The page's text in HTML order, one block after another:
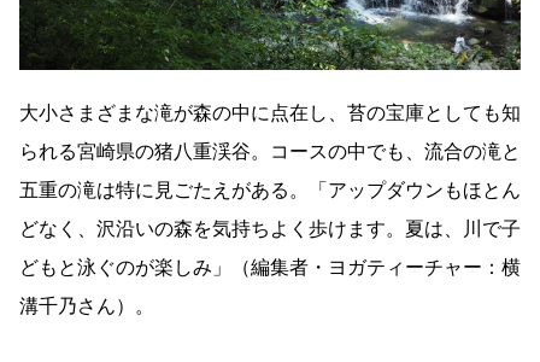
大小さまざまな滝が森の中に点在し、苔の宝庫としても知
られる宮崎県の猪八重渓谷。コースの中でも、流合の滝と
五重の滝は特に見ごたえがある。「アップダウンもほとん
どなく、沢沿いの森を気持ちよく歩けます。夏は、川で子
どもと泳ぐのが楽しみ」（編集者・ヨガティーチャー：横
溝千乃さん）。